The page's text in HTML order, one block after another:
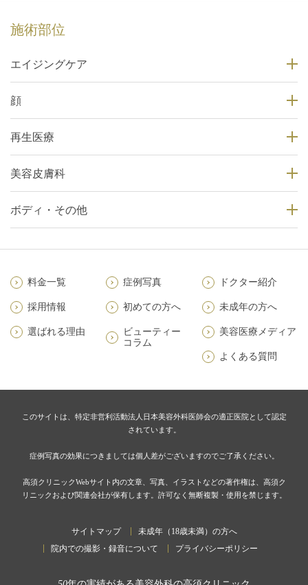
施術部位
エイジングケア
顔
再生医療
美容皮膚科
ボディ・その他
料金一覧 症例写真 ドクター紹介
採用情報 初めての方へ 未成年の方へ
選ばれる理由
ビューティー
コラム
美容医療メディア
よくある質問
このサイトは、特定非営利活動法人日本美容外科医師会の適正医院として認定
されています。
症例写真の効果につきましては個人差がございますのでご了承ください。
高須クリニックWebサイト内の文章、写真、イラストなどの著作権は、高須ク
リニックおよび関連会社が保有します。許可なく無断複製・使用を禁じます。
サイトマップ
未成年（18歳未満）の方へ
院内での撮影・録音について
プライバシーポリシー